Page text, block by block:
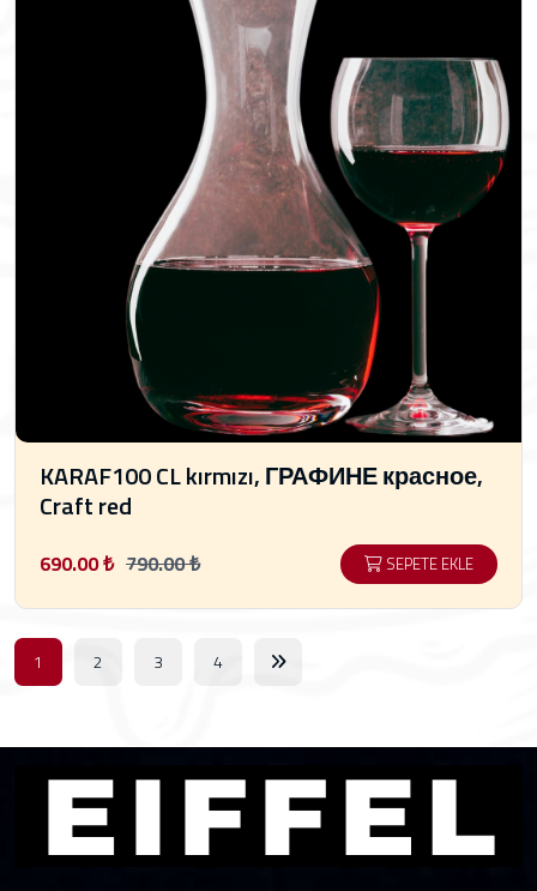
KARAF100 CL kırmızı, ГРАФИНЕ красное,
Craft red
690.00 ₺ 790.00 ₺ SEPETE EKLE
1 2 3 4